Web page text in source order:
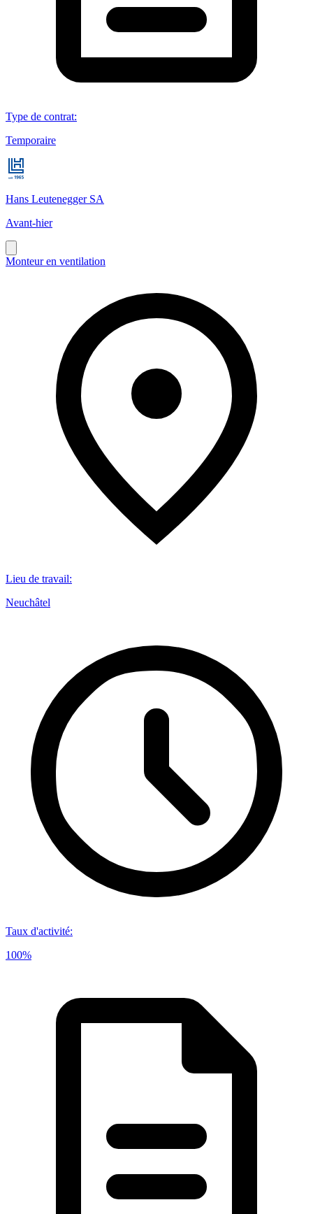
Type de contrat:
Temporaire
Hans Leutenegger SA
Avant-hier
Monteur en ventilation
Lieu de travail:
Neuchâtel
Taux d'activité:
100%